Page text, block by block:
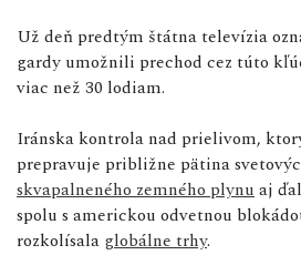
Už deň predtým štátna televízia
gardy umožnili prechod cez túto
viac než 30 lodiam.
Iránska kontrola nad prielivom,
prepravuje približne pätina
skvapalneného zemného plynu aj
spolu s americkou odvetnou
rozkolísala globálne trhy.